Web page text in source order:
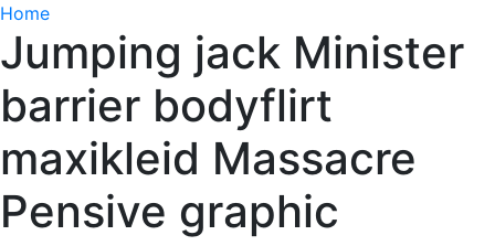
Home
Jumping jack Minister
barrier bodyflirt
maxikleid Massacre
Pensive graphic